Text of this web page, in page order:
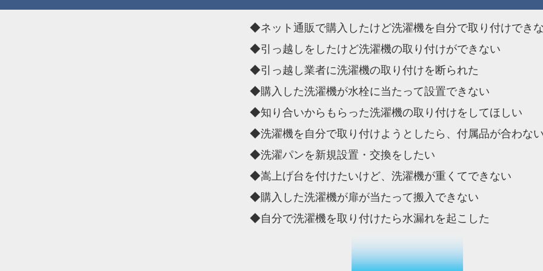
◆ネット通販で購入したけど洗濯機を自分で取り付けでき
◆引っ越しをしたけど洗濯機の取り付けができない
◆引っ越し業者に洗濯機の取り付けを断られた
◆購入した洗濯機が水栓に当たって設置できない
◆知り合いからもらった洗濯機の取り付けをしてほしい
◆洗濯機を自分で取り付けようとしたら、付属品が合わな
◆洗濯パンを新規設置・交換をしたい
◆嵩上げ台を付けたいけど、洗濯機が重くてできない
◆購入した洗濯機が扉が当たって搬入できない
◆自分で洗濯機を取り付けたら水漏れを起こした